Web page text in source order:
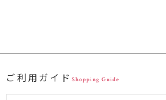
ご利用ガイド Shopping Guide